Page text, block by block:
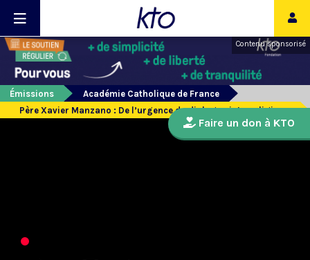
Contenu sponsorisé
Émissions
Académie Catholique de France
Père Xavier Manzano : De l’urgence du dialogue interreligieux.
Faire un don à KTO